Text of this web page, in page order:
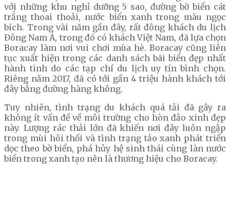
với những khu nghỉ dưỡng 5 sao, đường bờ biển cát
trắng thoai thoải, nước biển xanh trong màu ngọc
bích. Trong vài năm gần đây, rất đông khách du lịch
Đông Nam Á, trong đó có khách Việt Nam, đã lựa chọn
Boracay làm nơi vui chơi mùa hè. Boracay cũng liên
tục xuất hiện trong các danh sách bãi biển đẹp nhất
hành tinh do các tạp chí du lịch uy tín bình chọn.
Riêng năm 2017, đã có tới gần 4 triệu hành khách tới
đây bằng đường hàng không.
Tuy nhiên, tình trạng du khách quá tải đã gây ra
không ít vấn đề về môi trường cho hòn đảo xinh đẹp
này. Lượng rác thải lớn đã khiến nơi đây luôn ngập
trong mùi hôi thối và tình trạng tảo xanh phát triển
dọc theo bờ biển, phá hủy hệ sinh thái cùng làn nước
biển trong xanh tạo nên là thương hiệu cho Boracay.